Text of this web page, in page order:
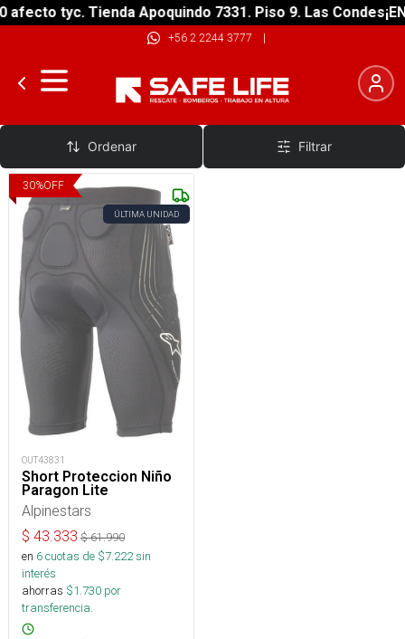
afecto tyc. Tienda Apoquindo 7331. Piso 9. Las Condes
+56 2 2244 3777 |
Vestimenta Bike Kids
Ordenar Filtrar
30%OFF
ÚLTIMA UNIDAD
OUT43831
Short Proteccion Niño
Paragon Lite
Alpinestars
$ 43.333 $61.990
en 6cuotas de $7.222sin
interés
ahorras $1.730 por
transferencia.